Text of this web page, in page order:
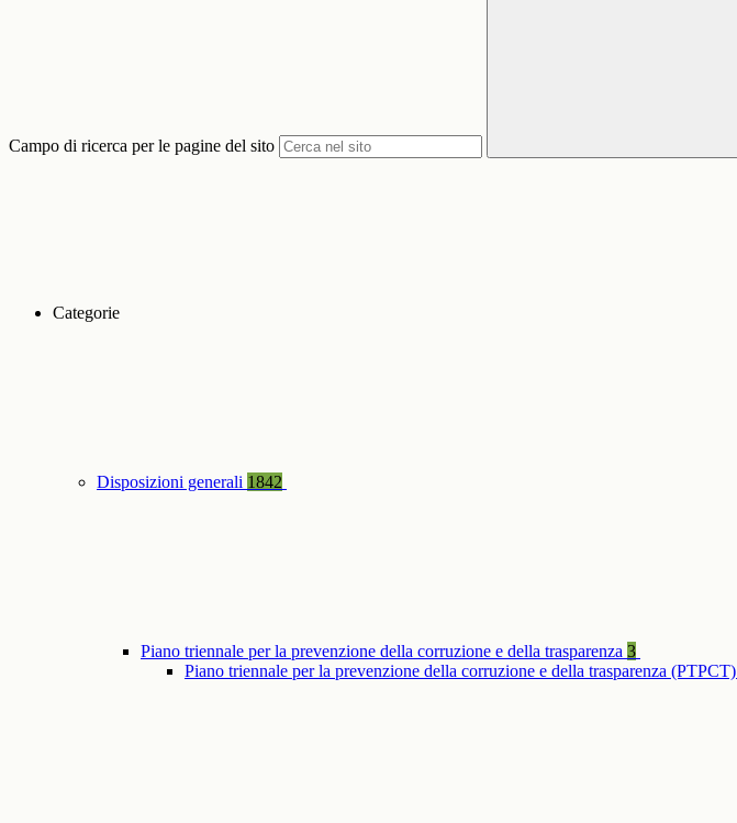
Campo di ricerca per le pagine del sito
Categorie
Disposizioni generali 1842
Piano triennale per la prevenzione della corruzione e della trasparenza 3
Piano triennale per la prevenzione della corruzione e della trasparenza (PTPCT)